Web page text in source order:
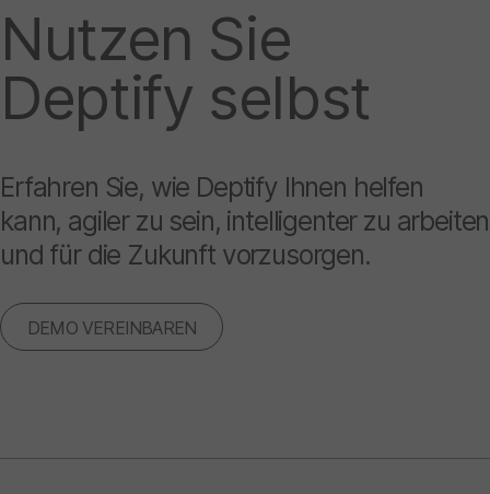
Nutzen Sie
Deptify selbst
Erfahren Sie, wie Deptify Ihnen helfen
kann, agiler zu sein, intelligenter zu arbeiten
und für die Zukunft vorzusorgen.
DEMO VEREINBAREN